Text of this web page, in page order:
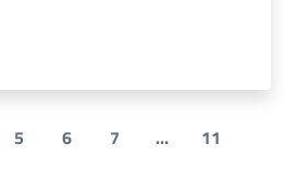
5 6 7 ... 11